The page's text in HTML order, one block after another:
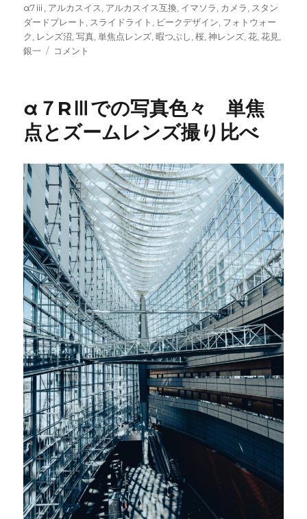
稿
日:
テ
ゴ
リ
グ
α7ⅲ
アルカスイス アルカスイス互換 イマソラ カメラ
スタン
ダードプレート
スライドライト ピークデザイン フォトウォー
ク
レンズ沼 ,写真 ,単焦点レンズ ,暇つぶし ,桜 ,神レンズ ,花 ,花見
銀一
桜
の
動
を
撮
っ
て
み
る
に
コメント
α７RⅢでの写真色々 単焦
点とズームレンズ撮り比べ